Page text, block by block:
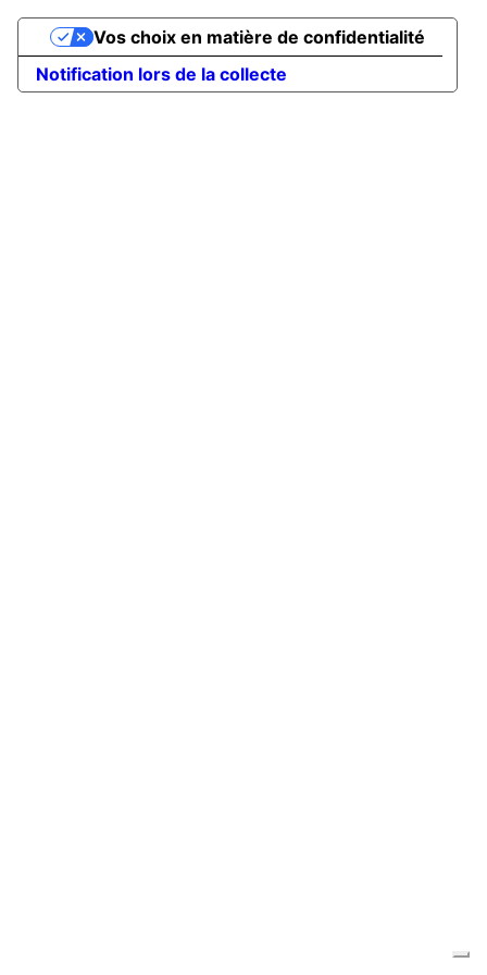
Notification lors de la collecte
Vos choix en matière de confidentialité